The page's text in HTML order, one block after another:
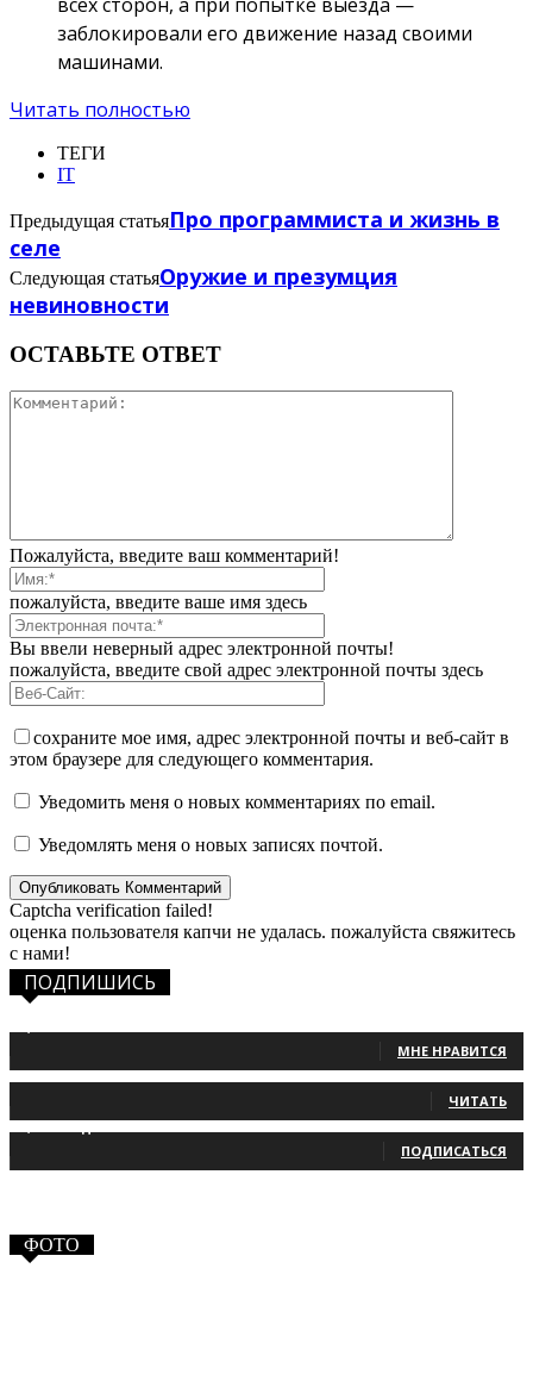
заблокировали его движение назад своими
машинами.
Читать полностью
ТЕГИ
IT
Предыдущая статьяПро программиста и жизнь в
селе
Следующая статьяОружие и презумция
невиновности
ОСТАВЬТЕ ОТВЕТ
Пожалуйста, введите ваш комментарий!
пожалуйста, введите ваше имя здесь
Вы ввели неверный адрес электронной почты!
пожалуйста, введите свой адрес электронной почты здесь
сохраните мое имя, адрес электронной почты и веб-сайт в
этом браузере для следующего комментария.
Уведомить меня о новых комментариях по email.
Уведомлять меня о новых записях почтой.
Captcha verification failed!
оценка пользователя капчи не удалась. пожалуйста свяжитесь
с нами!
ПОДПИШИСЬ
МНЕ НРАВИТСЯ
ЧИТАТЬ
ПОДПИСАТЬСЯ
ФОТО